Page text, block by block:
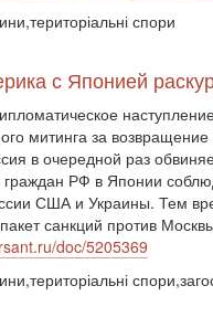
спори
с Японией
митинга за
в очередной раз
РФ в Японии
США и Украины. Тем
санкций против
doc/5205369